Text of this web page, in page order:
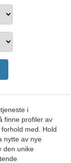
i
finne profiler av
med. Hold
nytte av nye
den unike